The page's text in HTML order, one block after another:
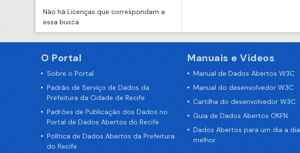
Não há Licenças que correspondam a
essa busca
O Portal
Sobre o Portal
Padrão de Serviço de Dados da
Prefeitura da Cidade de Recife
Padrões de Publicação dos Dados no
Portal de Dados Abertos do Recife
Política de Dados Abertos da Prefeitura
do Recife
Manuais e Vídeos
Manual de Dados Abertos W3C
Manual do desenvolvedor W3C
Cartilha do desenvolvedor W3C
Guia de Dados Abertos OKFN
Dados Abertos para um dia a dia
melhor